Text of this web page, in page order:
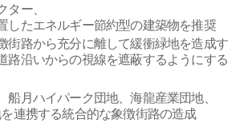
ー、
したエネルギー節約型の建築物を推奨
街路から充分に離して緩衝緑地を造成す
路沿いからの視線を遮蔽するようにする
船月ハイパーク団地、海龍産業団地、
連携する統合的な象徴街路の造成